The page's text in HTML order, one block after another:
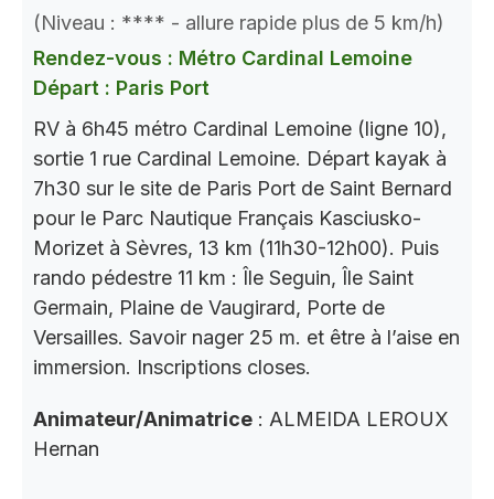
(Niveau : **** - allure rapide plus de 5 km/h)
Rendez-vous : Métro Cardinal Lemoine
Départ : Paris Port
RV à 6h45 métro Cardinal Lemoine (ligne 10),
sortie 1 rue Cardinal Lemoine. Départ kayak à
7h30 sur le site de Paris Port de Saint Bernard
pour le Parc Nautique Français Kasciusko-
Morizet à Sèvres, 13 km (11h30-12h00). Puis
rando pédestre 11 km : Île Seguin, Île Saint
Germain, Plaine de Vaugirard, Porte de
Versailles. Savoir nager 25 m. et être à l’aise en
immersion. Inscriptions closes.
Animateur/Animatrice : ALMEIDA LEROUX
Hernan